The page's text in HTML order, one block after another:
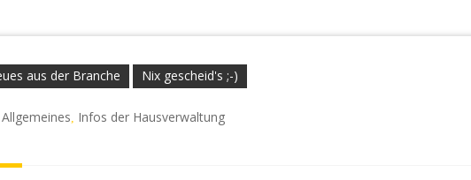
aus der Branche Nix gescheid's ;-)
Allgemeines Infos der Hausverwaltung